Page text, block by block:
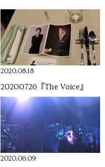
2020.08.18
20200726『The Voice』
2020.06.09